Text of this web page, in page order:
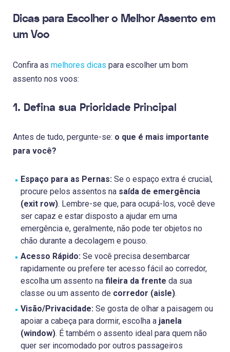
Dicas para Escolher o Melhor Assento em
um Voo
Confira as melhores dicas para escolher um bom
assento nos voos:
1. Defina sua Prioridade Principal
Antes de tudo, pergunte-se: o que é mais importante
para você?
Espaço para as Pernas: Se o espaço extra é crucial,
procure pelos assentos na saída de emergência
(exit row). Lembre-se que, para ocupá-los, você deve
ser capaz e estar disposto a ajudar em uma
emergência e, geralmente, não pode ter objetos no
chão durante a decolagem e pouso.
Acesso Rápido: Se você precisa desembarcar
rapidamente ou prefere ter acesso fácil ao corredor,
escolha um assento na fileira da frente da sua
classe ou um assento de corredor (aisle).
Visão/Privacidade: Se gosta de olhar a paisagem ou
apoiar a cabeça para dormir, escolha a janela
(window). É também o assento ideal para quem não
quer ser incomodado por outros passageiros